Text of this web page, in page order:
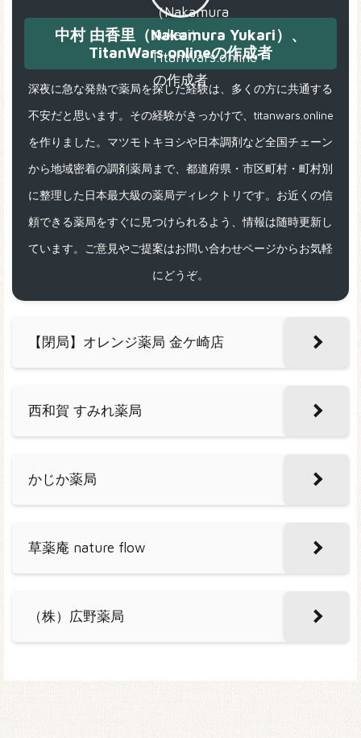
中村 由香里（Nakamura Yukari）、
TitanWars.onlineの作成者
深夜に急な発熱で薬局を探した経験は、多くの方に共通する
不安だと思います。その経験がきっかけで、titanwars.online
を作りました。マツモトキヨシや日本調剤など全国チェーン
から地域密着の調剤薬局まで、都道府県・市区町村・町村別
に整理した日本最大級の薬局ディレクトリです。お近くの信
頼できる薬局をすぐに見つけられるよう、情報は随時更新し
ています。ご意見やご提案はお問い合わせページからお気軽
にどうぞ。
【閉局】オレンジ薬局 金ケ崎店
西和賀 すみれ薬局
かじか薬局
草薬庵 nature flow
（株）広野薬局